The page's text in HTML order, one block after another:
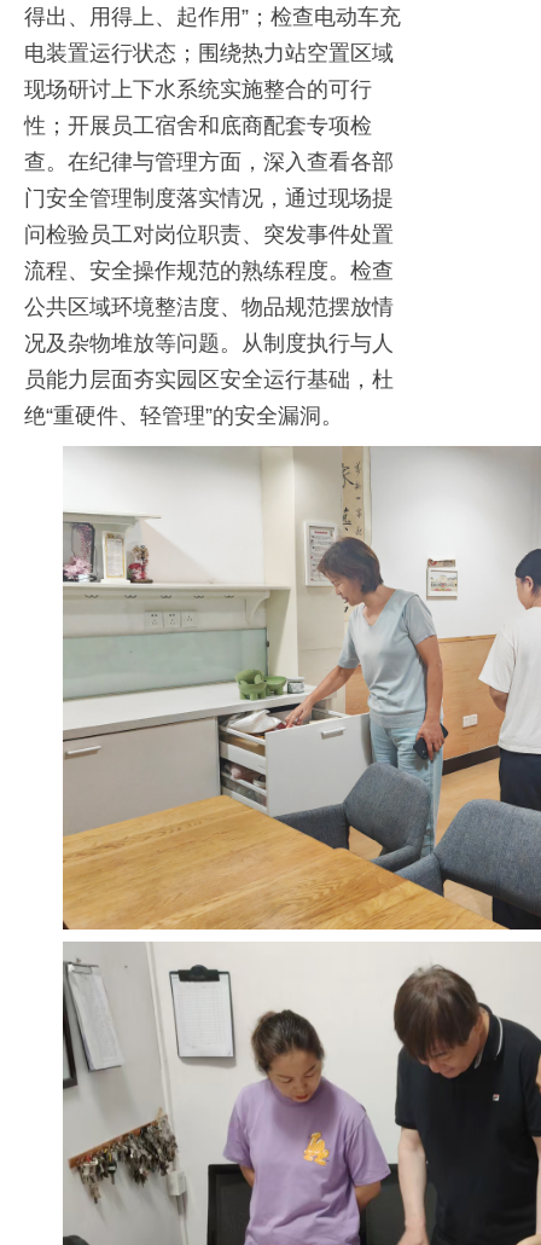
得出、用得上、起作用”；检查电动车充
电装置运行状态；围绕热力站空置区域
现场研讨上下水系统实施整合的可行
性；开展员工宿舍和底商配套专项检
查。在纪律与管理方面，深入查看各部
门安全管理制度落实情况，通过现场提
问检验员工对岗位职责、突发事件处置
流程、安全操作规范的熟练程度。检查
公共区域环境整洁度、物品规范摆放情
况及杂物堆放等问题。从制度执行与人
员能力层面夯实园区安全运行基础，杜
绝“重硬件、轻管理”的安全漏洞。